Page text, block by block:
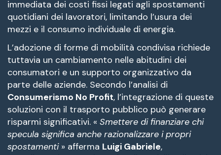
immediata dei costi fissi legati agli spostamenti
quotidiani dei lavoratori, limitando l’usura dei
mezzi e il consumo individuale di energia.
L’adozione di forme di mobilità condivisa richiede
tuttavia un cambiamento nelle abitudini dei
consumatori e un supporto organizzativo da
parte delle aziende. Secondo l’analisi di
Consumerismo No Profit, l’integrazione di queste
soluzioni con il trasporto pubblico può generare
risparmi significativi. « Smettere di finanziare chi
specula significa anche razionalizzare i propri
spostamenti» afferma Luigi Gabriele,